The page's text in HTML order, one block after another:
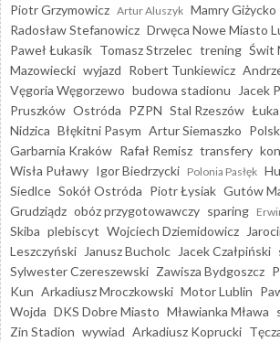
Piotr Grzymowicz Artur Aluszyk Mamry Giżycko
Radosław Stefanowicz Drwęca Nowe Miasto
Paweł Łukasik Tomasz Strzelec trening Świt
Mazowiecki wyjazd Robert Tunkiewicz
Vęgoria Węgorzewo budowa stadionu Jacek
Pruszków Ostróda PZPN Stal Rzeszów
Nidzica Błękitni Pasym Artur Siemaszko
Garbarnia Kraków Rafał Remisz transfery
Wisła Puławy Igor Biedrzycki Polonia Pasłęk
Siedlce Sokół Ostróda Piotr Łysiak Gutów
Grudziądz obóz przygotowawczy sparing
Skiba plebiscyt Wojciech Dziemidowicz
Leszczyński
Janusz Bucholc Jacek Czałpiński
Sylwester Czereszewski Zawisza Bydgoszcz
Kun Arkadiusz Mroczkowski Motor Lublin
Wojda DKS Dobre Miasto Mławianka Mława
Zin Stadion wywiad Arkadiusz Koprucki